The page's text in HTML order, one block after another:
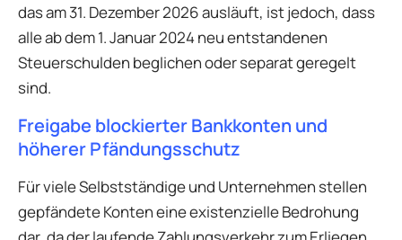
das am 31. Dezember 2026 ausläuft, ist jedoch, dass
alle ab dem 1. Januar 2024 neu entstandenen
Steuerschulden beglichen oder separat geregelt
sind.
Freigabe blockierter Bankkonten und
höherer Pfändungsschutz
Für viele Selbstständige und Unternehmen stellen
gepfändete Konten eine existenzielle Bedrohung